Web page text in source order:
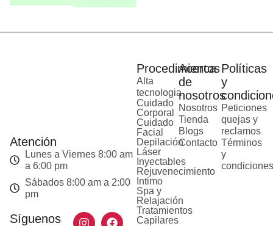
Atención
Lunes a Viernes 8:00 am
a 6:00 pm
Sábados 8:00 am a 2:00
pm
Síguenos
Procedimientos
Alta
tecnologia
Cuidado
Corporal
Cuidado
Facial
Depilación
Láser
Inyectables
Rejuvenecimiento
Intimo
Spa y
Relajación
Tratamientos
Capilares
Acerca
de
nosotros
Nosotros
Tienda
Blogs
Contacto
Políticas
y
Peticiones
quejas y
reclamos
Términos
y
condiciones